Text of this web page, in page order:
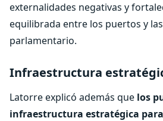
externalidades negativas y
equilibrada entre los puertos y
parlamentario.
Infraestructura
Latorre explicó además que los
infraestructura estratégica